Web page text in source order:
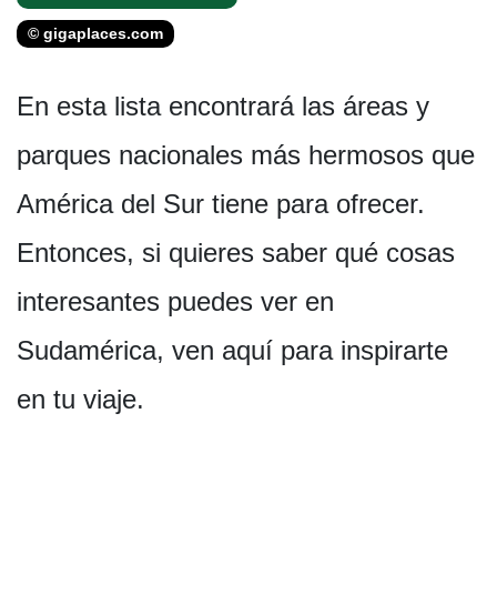
© gigaplaces.com
En esta lista encontrará las áreas y
parques nacionales más hermosos que
América del Sur tiene para ofrecer.
Entonces, si quieres saber qué cosas
interesantes puedes ver en
Sudamérica, ven aquí para inspirarte
en tu viaje.